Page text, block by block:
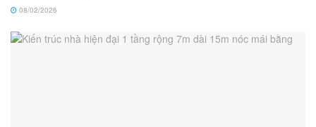
08/02/2026